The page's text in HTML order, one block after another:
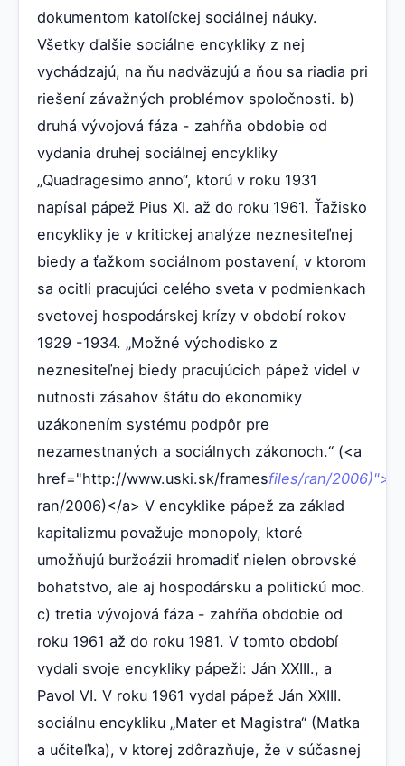
dokumentom katolíckej sociálnej náuky.
Všetky ďalšie sociálne encykliky z nej
vychádzajú, na ňu nadväzujú a ňou sa riadia pri
riešení závažných problémov spoločnosti. b)
druhá vývojová fáza - zahŕňa obdobie od
vydania druhej sociálnej encykliky
„Quadragesimo anno“, ktorú v roku 1931
napísal pápež Pius XI. až do roku 1961. Ťažisko
encykliky je v kritickej analýze neznesiteľnej
biedy a ťažkom sociálnom postavení, v ktorom
sa ocitli pracujúci celého sveta v podmienkach
svetovej hospodárskej krízy v období rokov
1929 -1934. „Možné východisko z
neznesiteľnej biedy pracujúcich pápež videl v
nutnosti zásahov štátu do ekonomiky
uzákonením systému podpôr pre
nezamestnaných a sociálnych zákonoch.“ (<a
href="http://www.uski.sk/framesfiles/ran/
ran/2006)</a> V encyklike pápež za základ
kapitalizmu považuje monopoly, ktoré
umožňujú buržoázii hromadiť nielen obrovské
bohatstvo, ale aj hospodársku a politickú moc.
c) tretia vývojová fáza - zahŕňa obdobie od
roku 1961 až do roku 1981. V tomto období
vydali svoje encykliky pápeži: Ján XXIII., a
Pavol VI. V roku 1961 vydal pápež Ján XXIII.
sociálnu encykliku „Mater et Magistra“ (Matka
a učiteľka), v ktorej zdôrazňuje, že v súčasnej